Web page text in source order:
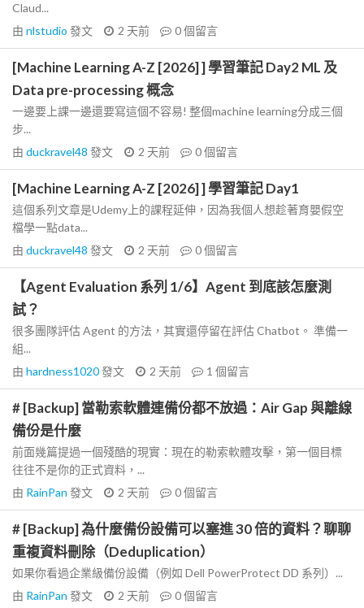
Claud...
由 nlstudio 發文 2 天前 0個留言
[Machine Learning A-Z [2026] ] 學習筆記 Day2 ML 及
Data pre-processing 概念
一邊要上課一邊還要寫這個不容易! 整個machine learning分成三個
步...
由 duckravel48 發文 2 天前 0個留言
[Machine Learning A-Z [2026] ] 學習筆記 Day1
這個系列文章是Udemy上的課程延伸，因為我個人想趁著育嬰假空
檔學一點data...
由 duckravel48 發文 2 天前 0個留言
【Agent Evaluation 系列 1/6】Agent 到底該怎麼測
試？
很多團隊評估 Agent 的方法，其實還停留在評估 Chatbot。 準備一
組...
由 hardness1020發文 2 天前 1 個留言
# [Backup] 當勒索軟體連備份都不放過：Air Gap 與離線
備份是什麼
前面幾篇提過一個殘酷的現實：現在的勒索軟體攻擊，第一個目標
往往不是你的正式資料，...
由 RainPan 發文 2 天前 0個留言
# [Backup] 為什麼備份設備可以塞進 30 倍的資料？聊聊
重複資料刪除（Deduplication）
如果你看過企業級備份設備（例如 Dell PowerProtect DD 系列）...
由 RainPan 發文 2 天前 0個留言